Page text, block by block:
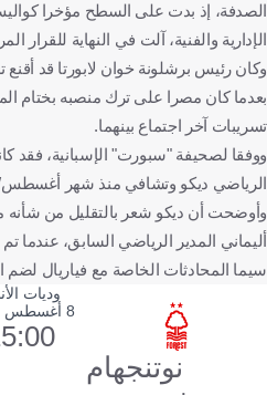
الصدفة، إذ بدت على السطح مؤخرا
الإدارية والفنية، آلت في النهاية للقرار
وكان رئيس برشلونة خوان لابورتا قد أقنع
بعدما كان مصرا على ترك منصبه بختام
تسريبات آخر اجتماع بينهما.
ووفقا لصحيفة "سبورت" الإسبانية، فقد
الرياضي ديكو وتشافي منذ شهر
وأوضحت أن ديكو شعر بالتقليل من شأنه
أليماني المدير الرياضي السابق، عندما
سيما المحادثات الخاصة مع فياريال
وديات
نوتنجهام
8 أغسطس 2026